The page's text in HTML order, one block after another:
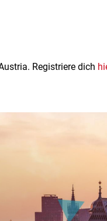
Registriere dich